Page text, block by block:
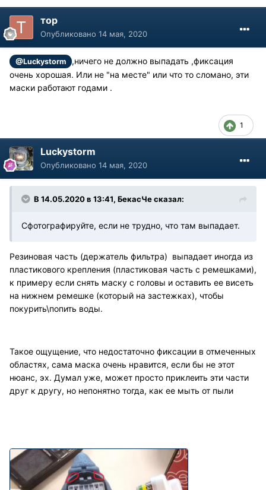
тор
Опубликовано 14 мая, 2020
@Luckystorm
,ничего не должно выпадать ,фиксация
очень хорошая. Или не "на месте" или что то сломано, эти
маски работают годами .
1
Luckystorm
Опубликовано 14 мая, 2020
В 14.05.2020 в 13:41, БекасЧе сказал:
Сфотографируйте, если не трудно, что там выпадает.
Резиновая часть (держатель фильтра) выпадает иногда из
пластикового крепления (пластиковая часть с ремешками),
к примеру если снять маску с головы и оставить ее висеть
на нижнем ремешке (который на застежках), чтобы
покурить\попить воды.
Такое ощущение, что недостаточно фиксации в отмеченных
областях, сама маска очень нравится, если бы не этот
нюанс, эх. Думал уже, может просто приклеить эти части
друг к другу, но непонятно тогда, как ее мыть от пыли